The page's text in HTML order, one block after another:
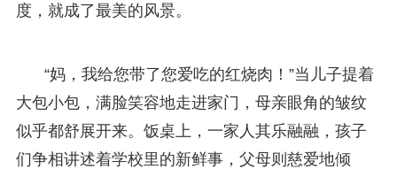
度，就成了最美的风景。
“妈，我给您带了您爱吃的红烧肉！”当儿子提着
大包小包，满脸笑容地走进家门，母亲眼角的皱纹
似乎都舒展开来。饭桌上，一家人其乐融融，孩子
们争相讲述着学校里的新鲜事，父母则慈爱地倾